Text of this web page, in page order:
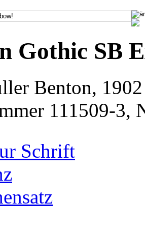
Gothic SB
Benton, 1902
111509-3,
Schrift